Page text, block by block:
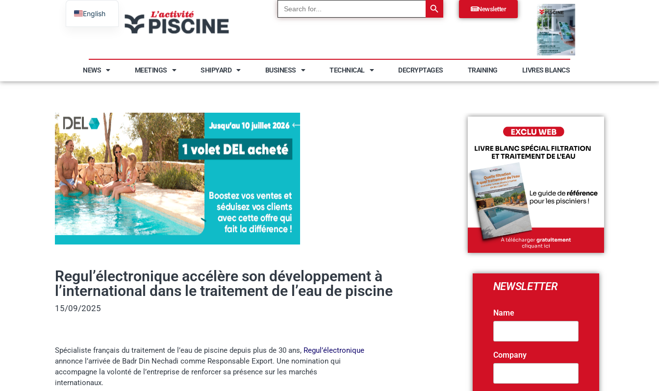
Search
for:
Newsletter
NEWS MEETINGS SHIPYARD BUSINESS TECHNICAL DECRYPTAGES TRAINING LIVRES BLANCS
Regul’électronique accélère son développement à
l’international dans le traitement de l’eau de piscine
15/09/2025
Spécialiste français du traitement de l’eau de piscine depuis plus de 30 ans, Regul’électronique
annonce l’arrivée de Badr Din Nechadi comme Responsable Export. Une nomination qui
accompagne la volonté de l’entreprise de renforcer sa présence sur les marchés
internationaux.
NEWSLETTER
Name
Company
English